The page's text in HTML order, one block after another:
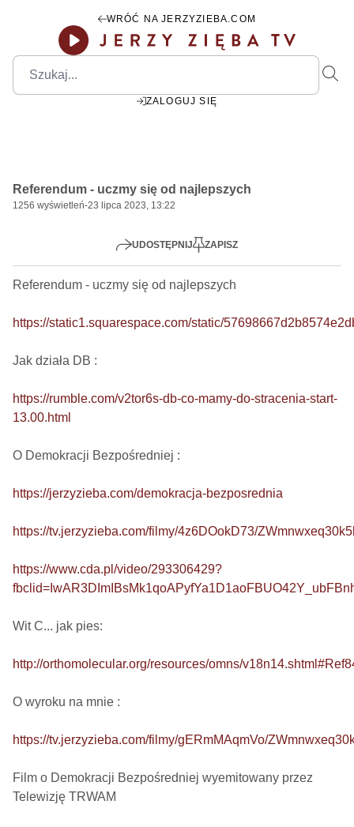
WRÓĆ NA JERZYZIEBA.COM
ZALOGUJ SIĘ
Play
Referendum - uczmy się od najlepszych
1256 wyświetleń-23 lipca 2023, 13:22
UDOSTĘPNIJ ZAPISZ
Referendum - uczmy się od najlepszych
https://static1.squarespace.com/static/
Jak działa DB :
https://rumble.com/v2tor6s-db-co-mamy-do-stracenia-start-
13.00.html
O Demokracji Bezpośredniej :
https://jerzyzieba.com/demokracja-bezposrednia
https://tv.jerzyzieba.com/filmy/4z6DOokD73/
https://www.cda.pl/video/293306429?
Wit C... jak pies:
http://orthomolecular.org/resources/omns/
O wyroku na mnie :
https://tv.jerzyzieba.com/filmy/gERmMAqmVo/
Film o Demokracji Bezpośredniej wyemitowany przez
Telewizję TRWAM